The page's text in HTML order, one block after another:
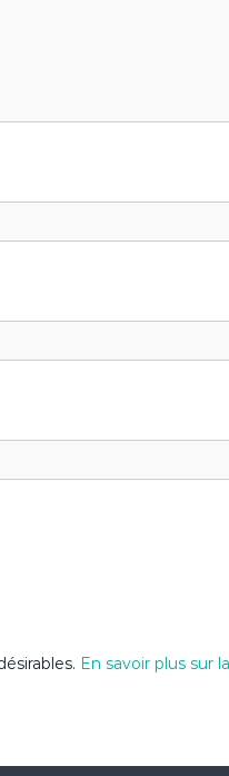
En savoir plus sur